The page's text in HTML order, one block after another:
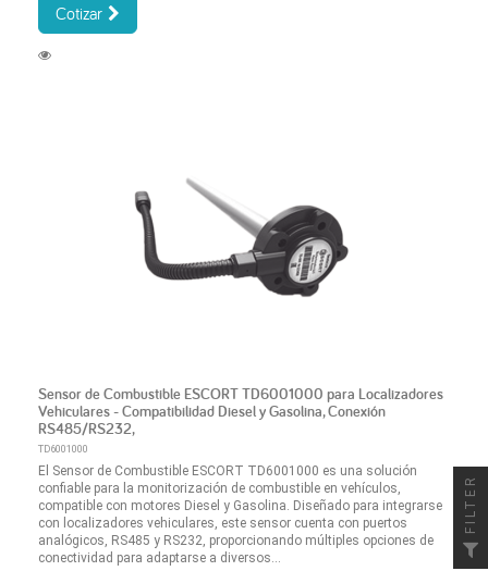
Cotizar
Sensor de Combustible ESCORT TD6001000 para Localizadores
Vehiculares - Compatibilidad Diesel y Gasolina, Conexión
RS485/RS232,
TD6001000
El Sensor de Combustible ESCORT TD6001000 es una solución
confiable para la monitorización de combustible en vehículos,
compatible con motores Diesel y Gasolina. Diseñado para integrarse
con localizadores vehiculares, este sensor cuenta con puertos
analógicos, RS485 y RS232, proporcionando múltiples opciones de
conectividad para adaptarse a diversos...
FILTER